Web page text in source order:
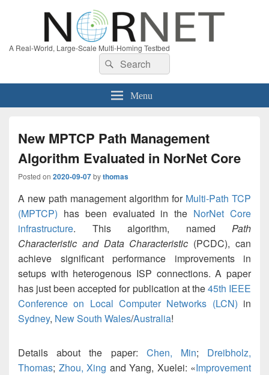
A Real-World, Large-Scale Multi-Homing Testbed
Search
for:
Search
Menu
New MPTCP Path Management
Algorithm Evaluated in NorNet Core
Posted on 2020-09-07bythomas
A new path management algorithm for Multi-Path TCP
(MPTCP) has been evaluated in the NorNet Core
infrastructure. This algorithm, named Path
Characteristic and Data Characteristic (PCDC), can
achieve significant performance improvements in
setups with heterogenous ISP connections. A paper
has just been accepted for publication at the45th IEEE
Conference on Local Computer Networks (LCN) in
Sydney, New South Wales/Australia!
Details about the paper: Chen, Min; Dreibholz,
Thomas; Zhou, Xing and Yang, Xuelei: «Improvement